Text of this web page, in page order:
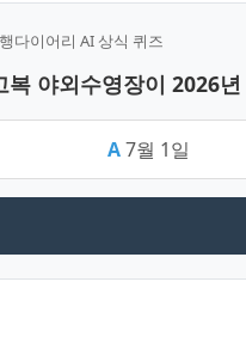
다이어리 AI 상식 퀴즈
복 야외수영장이 2026
A7월 1일